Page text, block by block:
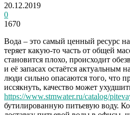
20.12.2019
0
1670
Вода – это самый ценный ресурс
теряет какую-то часть от общей
становится плохо, происходит
и её запасах остаётся актуальным
люди сильно опасаются того, что
иссякнуть, качество может
https://www.stmwater.ru/catalog/
бутилированную питьевую воду.